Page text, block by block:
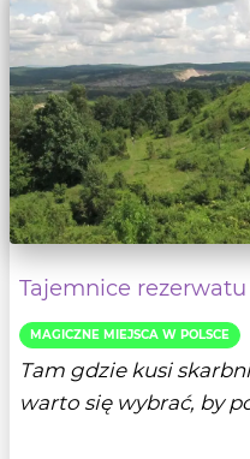
Tajemnice
MAGICZNE MIEJSCA W POLSCE
Tam gdzie kusi
warto się wybrać, by